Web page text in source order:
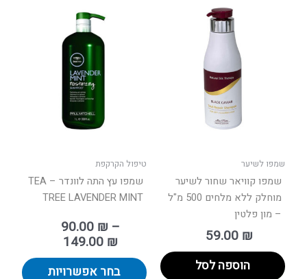
שמפו לשיער
שמפו קוויאר שחור לשיער
מוחלק ללא מלחים 500 מ"ל
– מון פלטין
59.00 ₪
הוספה לסל
טיפול הקרקפת
שמפו עץ התה לוונדר – TEA
TREE LAVENDER MINT
90.00 ₪ –
149.00 ₪
בחר אפשרויות